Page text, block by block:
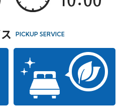
PICKUP SERVICE